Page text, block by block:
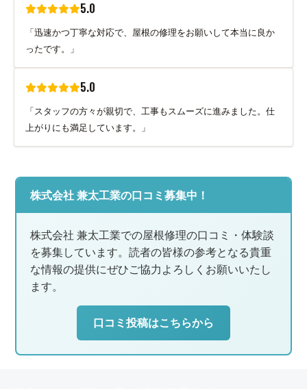
5.0
「迅速かつ丁寧な対応で、屋根の修理をお願いして本当に良か
ったです。」
5.0
「スタッフの方々が親切で、工事もスムーズに進みました。仕
上がりにも満足しています。」
株式会社 兼太工業の口コミ募集中！
株式会社 兼太工業での屋根修理の口コミ・体験談
を募集しています。読者の皆様の参考となる貴重
な情報の提供にぜひご協力よろしくお願いいたし
ます。
口コミ投稿はこちらから